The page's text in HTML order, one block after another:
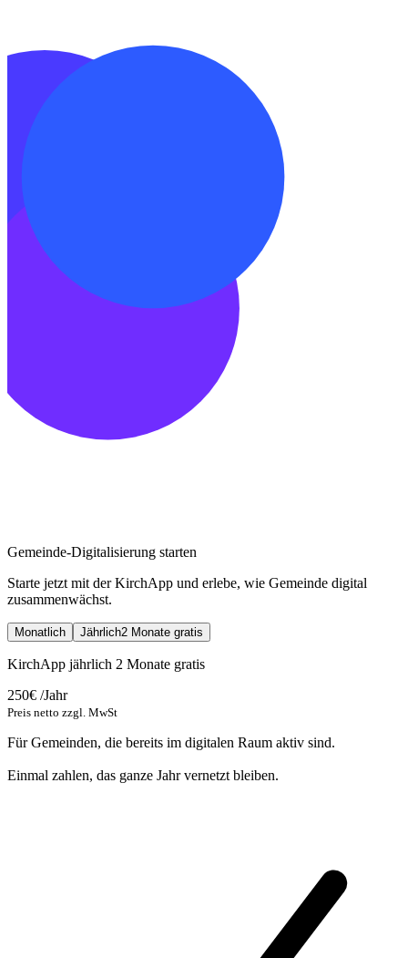
Gemeinde-Digitalisierung starten
Starte jetzt mit der KirchApp und erlebe, wie Gemeinde digital
zusammenwächst.
Monatlich Jährlich2 Monate gratis
KirchApp jährlich 2 Monate gratis
250€ /Jahr
Preis netto zzgl. MwSt
Für Gemeinden, die bereits im digitalen Raum aktiv sind.
Einmal zahlen, das ganze Jahr vernetzt bleiben.